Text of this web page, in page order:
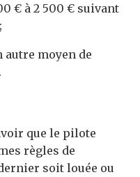
€ à 2 500 € suivant
autre moyen de
que le pilote
règles de
soit louée ou